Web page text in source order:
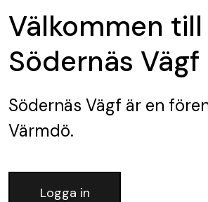
Välkommen till
Södernäs Vägf
Södernäs Vägf är en
Värmdö.
Logga in